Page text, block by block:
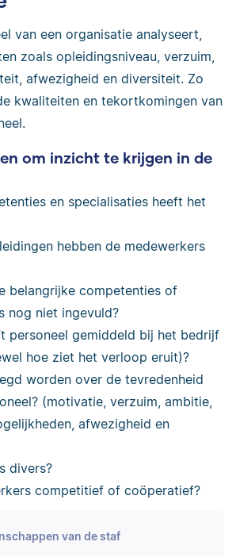
van een organisatie analyseert,
zoals opleidingsniveau, verzuim,
afwezigheid en diversiteit. Zo
kwaliteiten en tekortkomingen van
om inzicht te krijgen in de
en specialisaties heeft het
hebben de medewerkers
belangrijke competenties of
nog niet ingevuld?
personeel gemiddeld bij het bedrijf
hoe ziet het verloop eruit)?
worden over de tevredenheid
(motivatie, verzuim, ambitie,
afwezigheid en
divers?
competitief of coöperatief?
van de staf